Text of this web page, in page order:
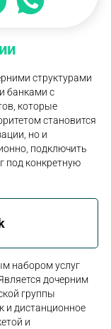
структурами
банками с
которые
становится
но и
подключить
под конкретную
набором услуг
дочерним
группы
и дистанционное
и